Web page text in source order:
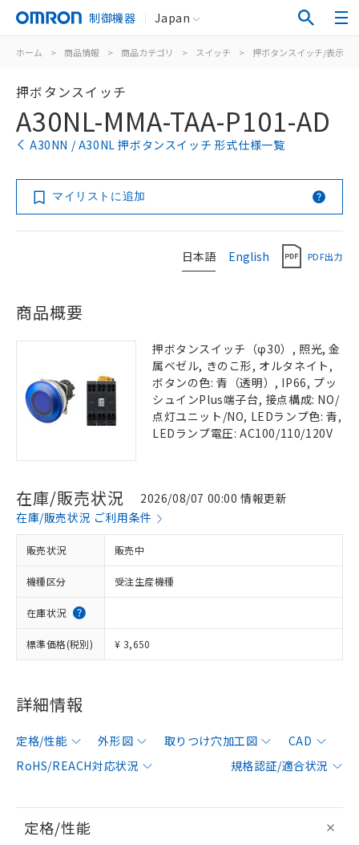
制御機器 Japan
ホーム > 商品情報 > 商品カテゴリ > スイッチ > 押ボタンスイッチ/表示灯
押ボタンスイッチ
A30NL-MMA-TAA-P101-AD
A30NN / A30NL 押ボタンスイッチ 形式仕様一覧
マイリストに追加
日本語 English PDF出力
商品概要
押ボタンスイッチ（φ30）, 照光, 金
属ベゼル, きのこ形, オルタネイト,
ボタンの色: 青（透明）, IP66, プッ
シュインPlus端子台, 接点構成: NO/
点灯ユニット/NO, LEDランプ色: 青,
LEDランプ電圧: AC100/110/120V
在庫/販売状況
2026/08/07 00:00 情報更新
在庫/販売状況 ご利用条件
販売状況 販売中
機種区分 受注生産機種
在庫状況
標準価格(税別) ¥ 3,650
詳細情報
定格/性能 外形図 取りつけ穴加工図
CAD
RoHS/REACH対応状況
規格認証/適合状況
定格/性能